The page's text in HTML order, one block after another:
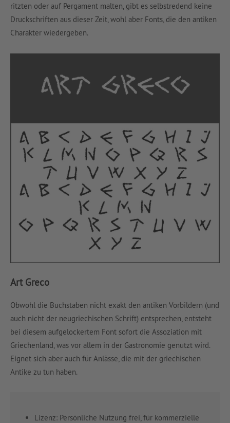
ritzten oder auf Pergament malten, gibt es selbstredend keine
Druckschriften aus dieser Zeit, wohl aber Fonts, die den antiken
Charakter wiedergeben.
Art Greco
Obwohl die Buchstaben nicht exakt den antiken Vorbildern (und
auch nicht der neugriechischen Schrift) entsprechen, entsteht
bei diesem aufgelockertem Font sofort die Assoziation mit
Griechenland, was vor allem in der Gastronomie genutzt wird.
Eignet sich aber auch für Anlässe, die mit der griechischen
Antike zu tun haben.
Lizenz: Persönliche Nutzung frei, für kommerzielle